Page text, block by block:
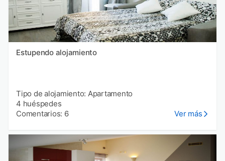
Estupendo alojamiento
Tipo de alojamiento: Apartamento
4 huéspedes
Comentarios: 6
Ver más